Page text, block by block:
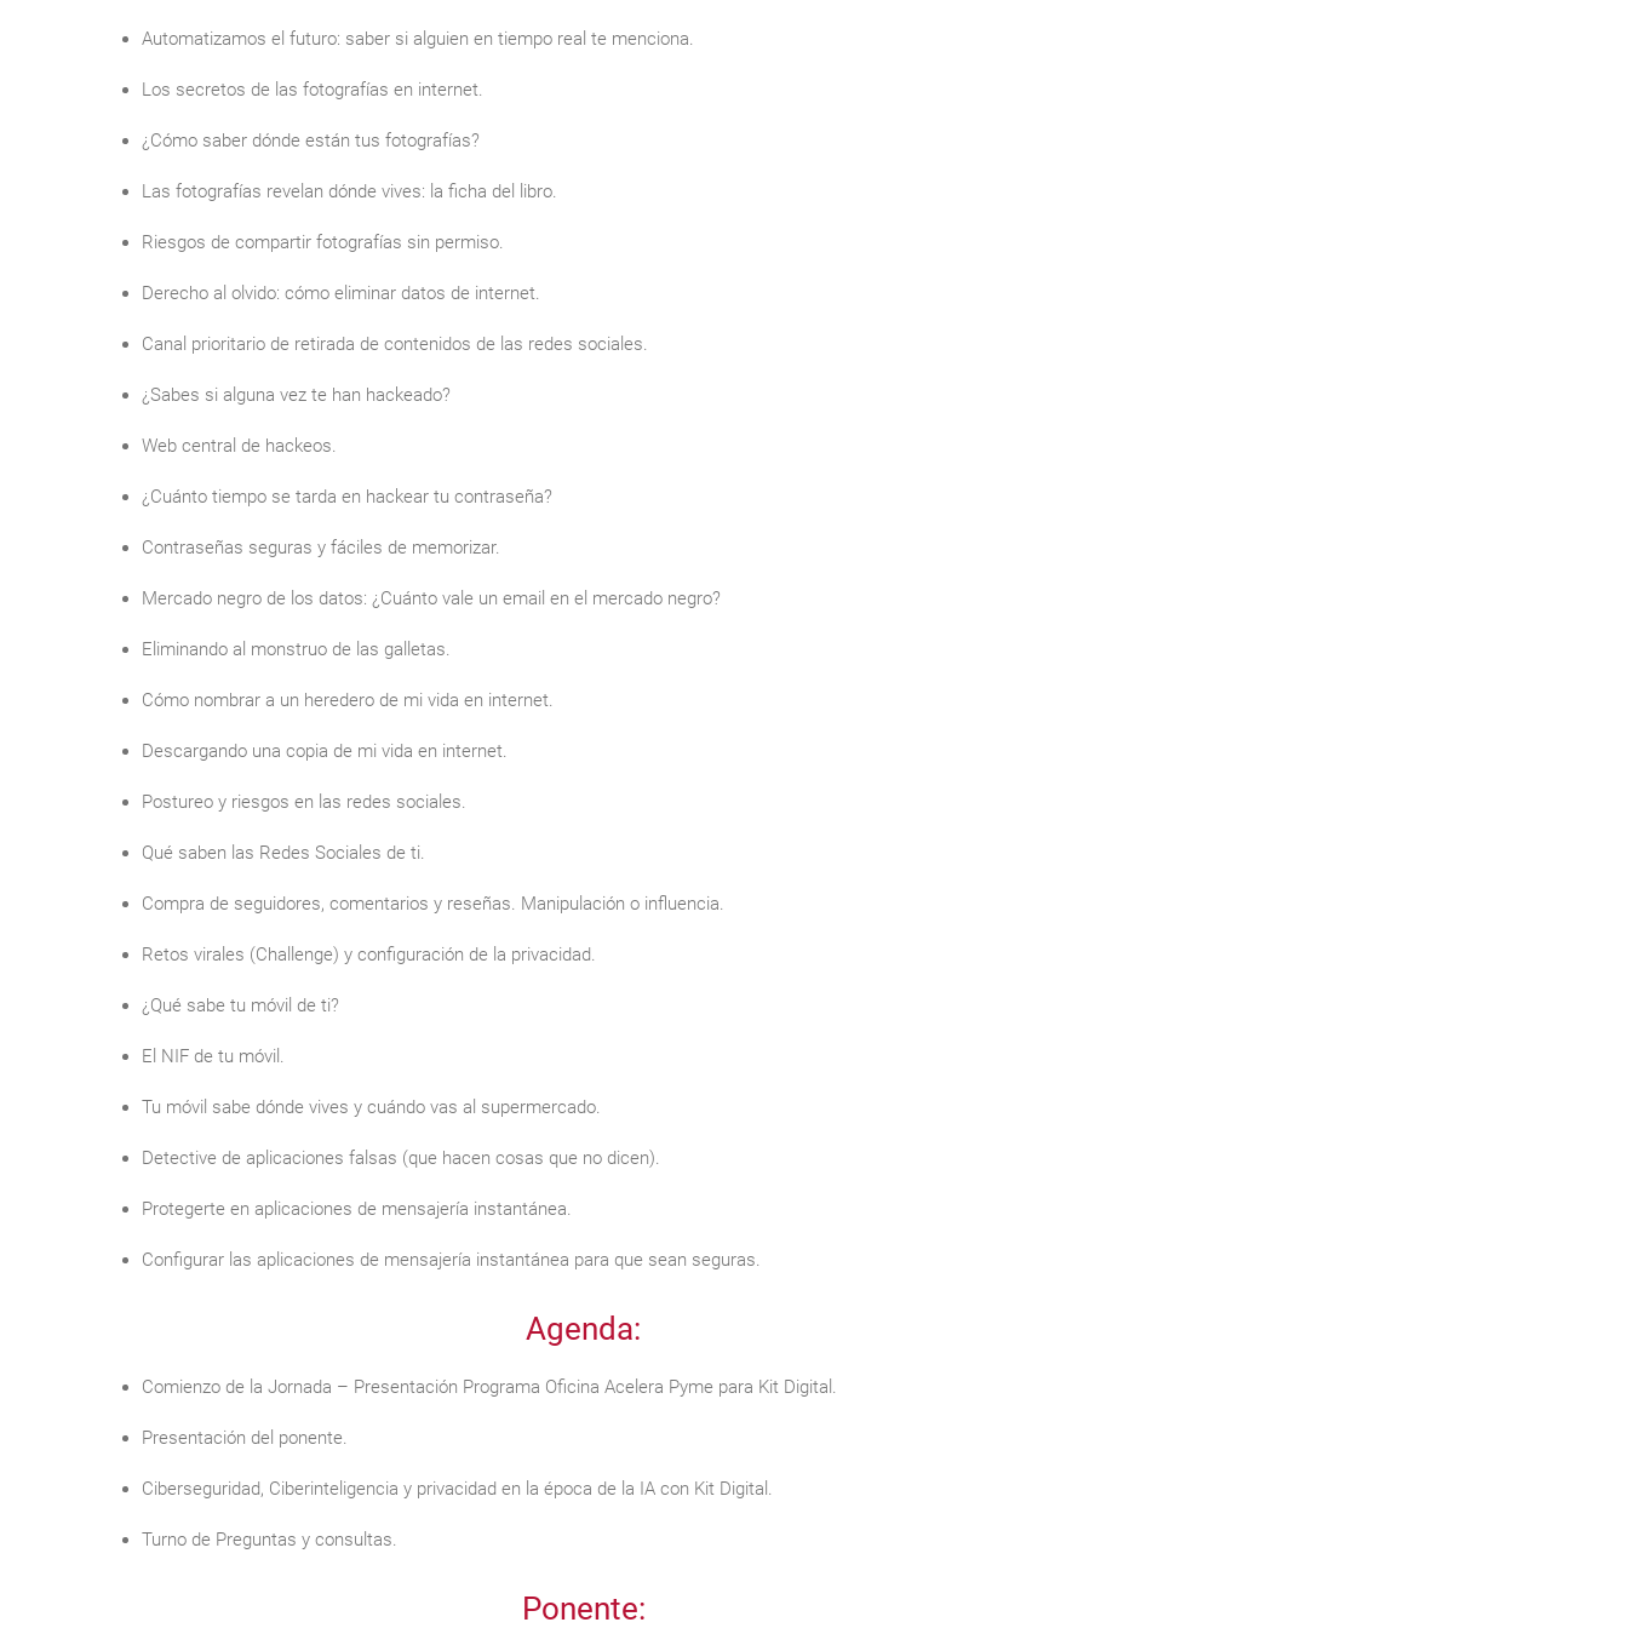
Automatizamos el futuro: saber si alguien en tiempo real te menciona.
Los secretos de las fotografías en internet.
¿Cómo saber dónde están tus fotografías?
Las fotografías revelan dónde vives: la ficha del libro.
Riesgos de compartir fotografías sin permiso.
Derecho al olvido: cómo eliminar datos de internet.
Canal prioritario de retirada de contenidos de las redes sociales.
¿Sabes si alguna vez te han hackeado?
Web central de hackeos.
¿Cuánto tiempo se tarda en hackear tu contraseña?
Contraseñas seguras y fáciles de memorizar.
Mercado negro de los datos: ¿Cuánto vale un email en el mercado negro?
Eliminando al monstruo de las galletas.
Cómo nombrar a un heredero de mi vida en internet.
Descargando una copia de mi vida en internet.
Postureo y riesgos en las redes sociales.
Qué saben las Redes Sociales de ti.
Compra de seguidores, comentarios y reseñas. Manipulación o influencia.
Retos virales (Challenge) y configuración de la privacidad.
¿Qué sabe tu móvil de ti?
El NIF de tu móvil.
Tu móvil sabe dónde vives y cuándo vas al supermercado.
Detective de aplicaciones falsas (que hacen cosas que no dicen).
Protegerte en aplicaciones de mensajería instantánea.
Configurar las aplicaciones de mensajería instantánea para que sean seguras.
Agenda:
Comienzo de la Jornada – Presentación Programa Oficina Acelera Pyme para Kit Digital.
Presentación del ponente.
Ciberseguridad, Ciberinteligencia y privacidad en la época de la IA con Kit Digital.
Turno de Preguntas y consultas.
Ponente: